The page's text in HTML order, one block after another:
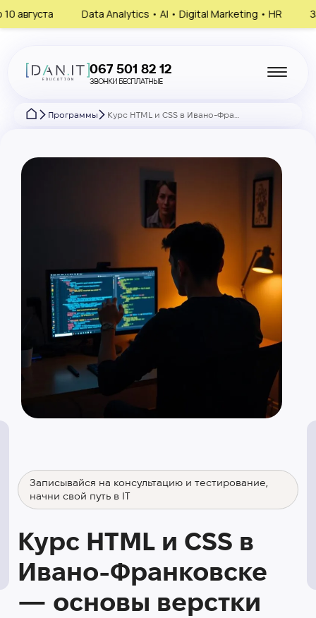
• AI • Digital Marketing • HR Запишись на
067 501 82 12
ЗВОНКИ БЕСПЛАТНЫЕ
Программы
Записывайся на консультацию и тестирование,
начни свой путь в IT
Курс HTML и CSS в
Ивано-Франковске
— основы верстки